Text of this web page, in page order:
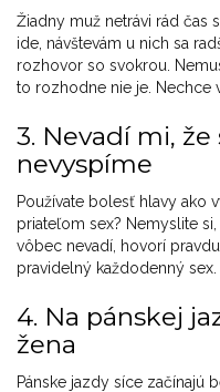
Žiadny muž netrávi rád čas
ide, návštevám u nich sa
rozhovor so svokrou.
to rozhodne nie je. Nechce
3. Nevadí mi,
nevyspíme
Používate bolesť hlavy ako
priateľom sex? Nemyslite
vôbec nevadí, hovorí
pravidelný každodenný sex.
4. Na pánskej
žena
Pánske jazdy síce začínajú